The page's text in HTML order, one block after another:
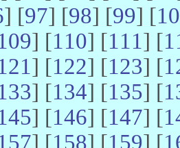
] [97] [98] [99] [
] [110] [111] [
] [122] [123] [
] [134] [135] [
] [146] [147] [
] [158] [159] [